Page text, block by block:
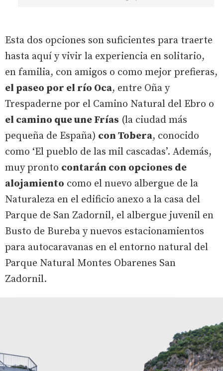
Esta dos opciones son suficientes para traerte
hasta aquí y vivir la experiencia en solitario,
en familia, con amigos o como mejor prefieras,
el paseo por el río Oca, entre Oña y
Trespaderne por el Camino Natural del Ebro o
el camino que une Frías (la ciudad más
pequeña de España) con Tobera, conocido
como ‘El pueblo de las mil cascadas’. Además,
muy pronto contarán con opciones de
alojamiento como el nuevo albergue de la
Naturaleza en el edificio anexo a la casa del
Parque de San Zadornil, el albergue juvenil en
Busto de Bureba y nuevos estacionamientos
para autocaravanas en el entorno natural del
Parque Natural Montes Obarenes San
Zadornil.